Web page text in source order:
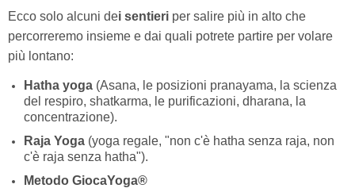
Ecco solo alcuni dei sentieri per salire più in alto che
percorreremo insieme e dai quali potrete partire per volare
più lontano:
Hatha yoga (Asana, le posizioni pranayama, la scienza
del respiro, shatkarma, le purificazioni, dharana, la
concentrazione).
Raja Yoga (yoga regale, "non c'è hatha senza raja, non
c'è raja senza hatha").
Metodo GiocaYoga®